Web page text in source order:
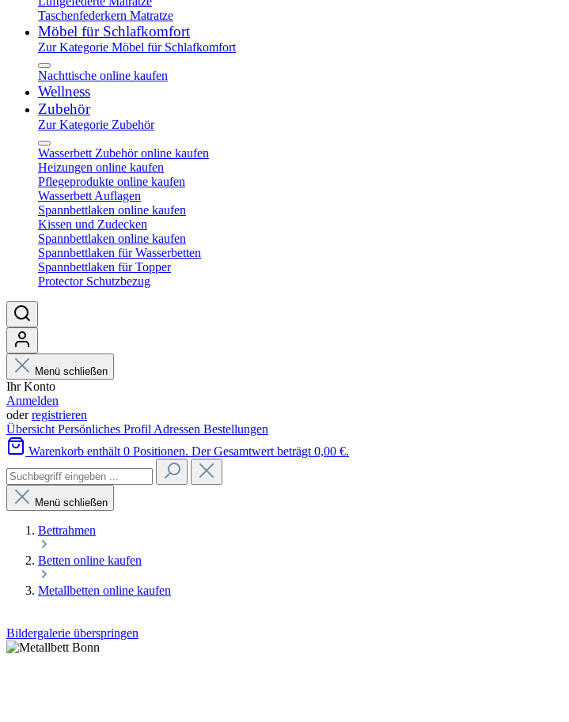
Taschenfederkern Matratze
Möbel für Schlafkomfort
Zur Kategorie Möbel für Schlafkomfort
Nachttische online kaufen
Wellness
Zubehör
Zur Kategorie Zubehör
Wasserbett Zubehör online kaufen
Heizungen online kaufen
Pflegeprodukte online kaufen
Wasserbett Auflagen
Spannbettlaken online kaufen
Kissen und Zudecken
Spannbettlaken online kaufen
Spannbettlaken für Wasserbetten
Spannbettlaken für Topper
Protector Schutzbezug
Menü schließen
Ihr Konto
Anmelden
oderregistrieren
Übersicht Persönliches Profil Adressen Bestellungen
Warenkorb enthält 0 Positionen. Der Gesamtwert beträgt 0,00 €.
Menü schließen
Bettrahmen
Betten online kaufen
Metallbetten online kaufen
Bildergalerie überspringen